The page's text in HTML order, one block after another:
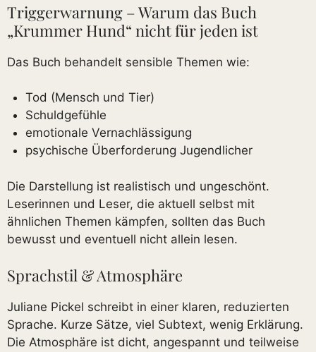
Triggerwarnung – Warum das Buch
„Krummer Hund“ nicht für jeden ist
Das Buch behandelt sensible Themen wie:
Tod (Mensch und Tier)
Schuldgefühle
emotionale Vernachlässigung
psychische Überforderung Jugendlicher
Die Darstellung ist realistisch und ungeschönt.
Leserinnen und Leser, die aktuell selbst mit
ähnlichen Themen kämpfen, sollten das Buch
bewusst und eventuell nicht allein lesen.
Sprachstil & Atmosphäre
Juliane Pickel schreibt in einer klaren, reduzierten
Sprache. Kurze Sätze, viel Subtext, wenig Erklärung.
Die Atmosphäre ist dicht, angespannt und teilweise